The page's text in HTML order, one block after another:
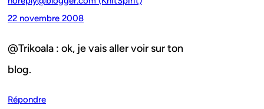
22 novembre 2008
@Trikoala : ok, je vais aller voir sur ton
blog.
Répondre